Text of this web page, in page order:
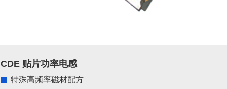
CDE 贴片功率电感
特殊高频率磁材配方